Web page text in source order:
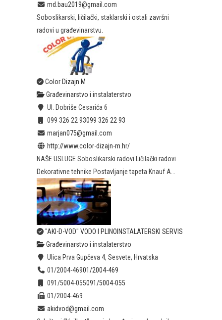
md.bau2019@gmail.com
Soboslikarski, ličilački, staklarski i ostali završni
radovi u građevinarstvu.
Color Dizajn M
Građevinarstvo i instalaterstvo
Ul. Dobriše Cesarića 6
099 326 22 93099 326 22 93
marjan075@gmail.com
http://www.color-dizajn-m.hr/
NAŠE USLUGE Soboslikarski radovi Ličilački radovi
Dekorativne tehnike Postavljanje tapeta Knauf A...
"AKI-D-VOD" VODO I PLINOINSTALATERSKI SERVIS
Građevinarstvo i instalaterstvo
Ulica Prva Gupčeva 4, Sesvete, Hrvatska
01/2004-46901/2004-469
091/5004-055091/5004-055
01/2004-469
akidvod@gmail.com